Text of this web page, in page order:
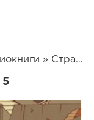
» Страница 5
5